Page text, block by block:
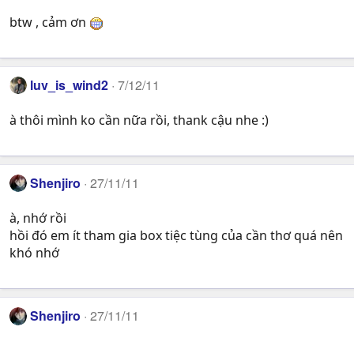
btw , cảm ơn
luv_is_wind2 7/12/11
à thôi mình ko cần nữa rồi, thank cậu nhe :)
Shenjiro 27/11/11
à, nhớ rồi
hồi đó em ít tham gia box tiệc tùng của cần thơ quá nên
khó nhớ
Shenjiro 27/11/11